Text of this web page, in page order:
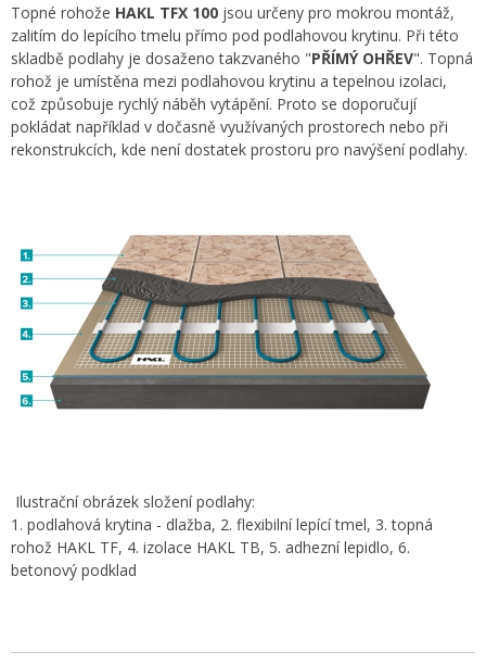
Topné rohože HAKL TFX 100 jsou určeny pro mokrou montáž,
zalitím do lepícího tmelu přímo pod podlahovou krytinu. Při této
skladbě podlahy je dosaženo takzvaného "PŘÍMÝ OHŘEV". Topná
rohož je umístěna mezi podlahovou krytinu a tepelnou izolaci,
což způsobuje rychlý náběh vytápění. Proto se doporučují
pokládat například v dočasně využívaných prostorech nebo při
rekonstrukcích, kde není dostatek prostoru pro navýšení podlahy.
Ilustrační obrázek složení podlahy:
1. podlahová krytina - dlažba, 2. flexibilní lepící tmel, 3. topná
rohož HAKL TF, 4. izolace HAKL TB, 5. adhezní lepidlo, 6.
betonový podklad